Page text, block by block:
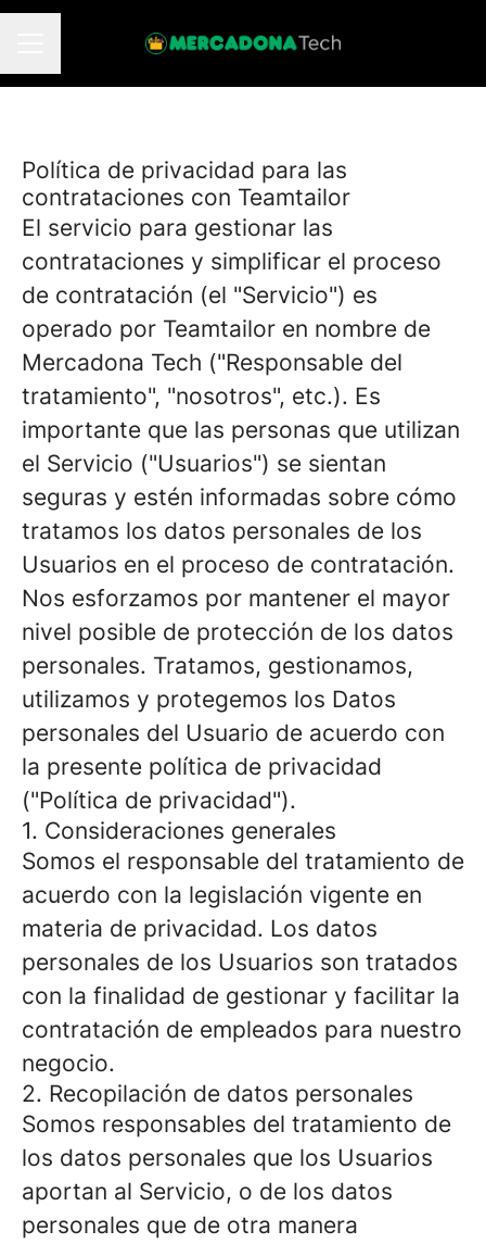
MENÚ DE EMPLEO
Política de privacidad para las
contrataciones con Teamtailor
El servicio para gestionar las
contrataciones y simplificar el proceso
de contratación (el "Servicio") es
operado por Teamtailor en nombre de
Mercadona Tech ("Responsable del
tratamiento", "nosotros", etc.). Es
importante que las personas que utilizan
el Servicio ("Usuarios") se sientan
seguras y estén informadas sobre cómo
tratamos los datos personales de los
Usuarios en el proceso de contratación.
Nos esforzamos por mantener el mayor
nivel posible de protección de los datos
personales. Tratamos, gestionamos,
utilizamos y protegemos los Datos
personales del Usuario de acuerdo con
la presente política de privacidad
("Política de privacidad").
1. Consideraciones generales
Somos el responsable del tratamiento de
acuerdo con la legislación vigente en
materia de privacidad. Los datos
personales de los Usuarios son tratados
con la finalidad de gestionar y facilitar la
contratación de empleados para nuestro
negocio.
2. Recopilación de datos personales
Somos responsables del tratamiento de
los datos personales que los Usuarios
aportan al Servicio, o de los datos
personales que de otra manera